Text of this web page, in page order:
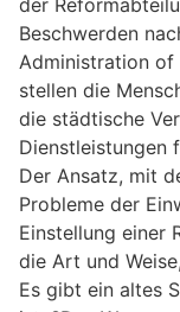
der
Beschwerden
Administration of
stellen die
die städtische
Dienstleistungen
Der Ansatz, mit
Probleme der
Einstellung einer
die Art und
Es gibt ein altes